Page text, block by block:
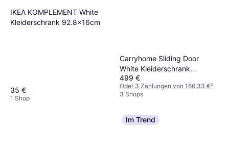
IKEA KOMPLEMENT White
Kleiderschrank 92.8x16cm
35 €
1 Shop
Carryhome Sliding Door
White Kleiderschrank
250x200cm
499 €
Oder 3 Zahlungen von 166,33 €²
3 Shops
Im Trend